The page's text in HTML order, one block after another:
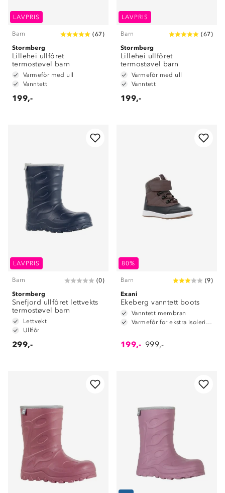
LAVPRIS
Barn (67)
Stormberg
Lillehei ullfôret
termostøvel barn
Varmefòr med ull
Vanntett
199,-
LAVPRIS
Barn (67)
Stormberg
Lillehei ullfôret
termostøvel barn
Varmefòr med ull
Vanntett
199,-
LAVPRIS
Barn (0)
Stormberg
Snefjord ullfôret lettvekts
termostøvel barn
Lettvekt
Ullfôr
299,-
80%
Barn (9)
Exani
Ekeberg vanntett boots
Vanntett membran
Varmefôr for ekstra isolering
199,- 999,-